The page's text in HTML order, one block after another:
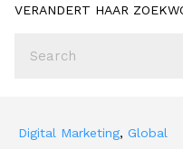
VERANDERT HAAR
Digital Marketing, Global